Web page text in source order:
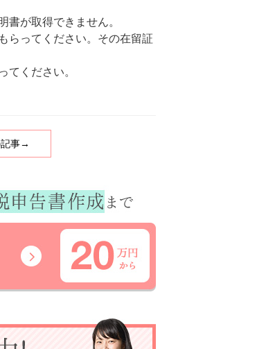
書が取得できません。
らってください。その在留証
てください。
記事→